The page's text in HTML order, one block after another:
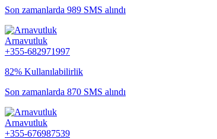
Son zamanlarda 989 SMS alındı
Arnavutluk
+355-682971997
82% Kullanılabilirlik
Son zamanlarda 870 SMS alındı
Arnavutluk
+355-676987539